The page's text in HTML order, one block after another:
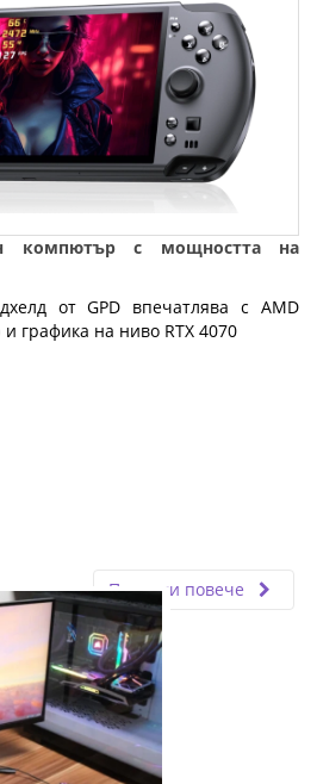
компютър с мощността на
от GPD впечатлява с AMD
графика на ниво RTX 4070
Прочети повече